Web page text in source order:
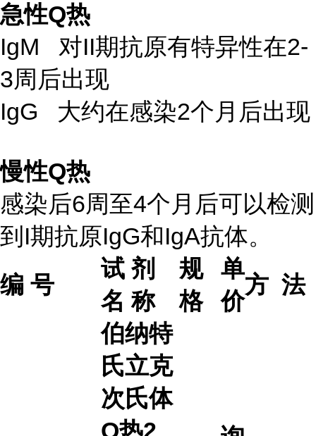
急性Q热
IgM 对II期抗原有特异性在2-
3周后出现
IgG 大约在感染2个月后出现
慢性Q热
感染后6周至4个月后可以检测
到I期抗原IgG和IgA抗体。
编 号
试 剂
名 称
规
格
单
价
方 法
伯纳特
氏立克
次氏体
Q热2